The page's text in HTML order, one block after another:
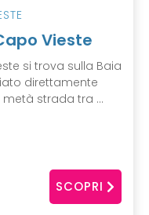
Vieste
si trova sulla Baia
direttamente
strada tra ...
SCOPRI